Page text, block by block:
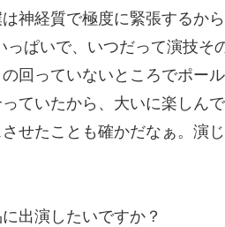
神経質で極度に緊張するか
っぱいで、いつだって演技そ
回っていないところでポー
ていたから、大いに楽しん
せたことも確かだなぁ。演
出演したいですか？